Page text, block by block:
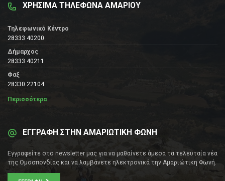
ΧΡΗΣΙΜΑ ΤΗΛΕΦΩΝΑ ΑΜΑΡΙΟΥ
Τηλεφωνικό Κέντρο
28333 40200
Δήμαρχος
28333 40211
Φαξ
28330 22104
Περισσότερα
ΕΓΓΡΑΦΗ ΣΤΗΝ ΑΜΑΡΙΩΤΙΚΗ ΦΩΝΗ
Εγγραφείτε στο newsletter μας για να μαθαίνετε άμεσα τα τελευταία νέα
της Ομοσπονδίας και να λαμβάνετε ηλεκτρονικά την Αμαριώτικη Φωνή.